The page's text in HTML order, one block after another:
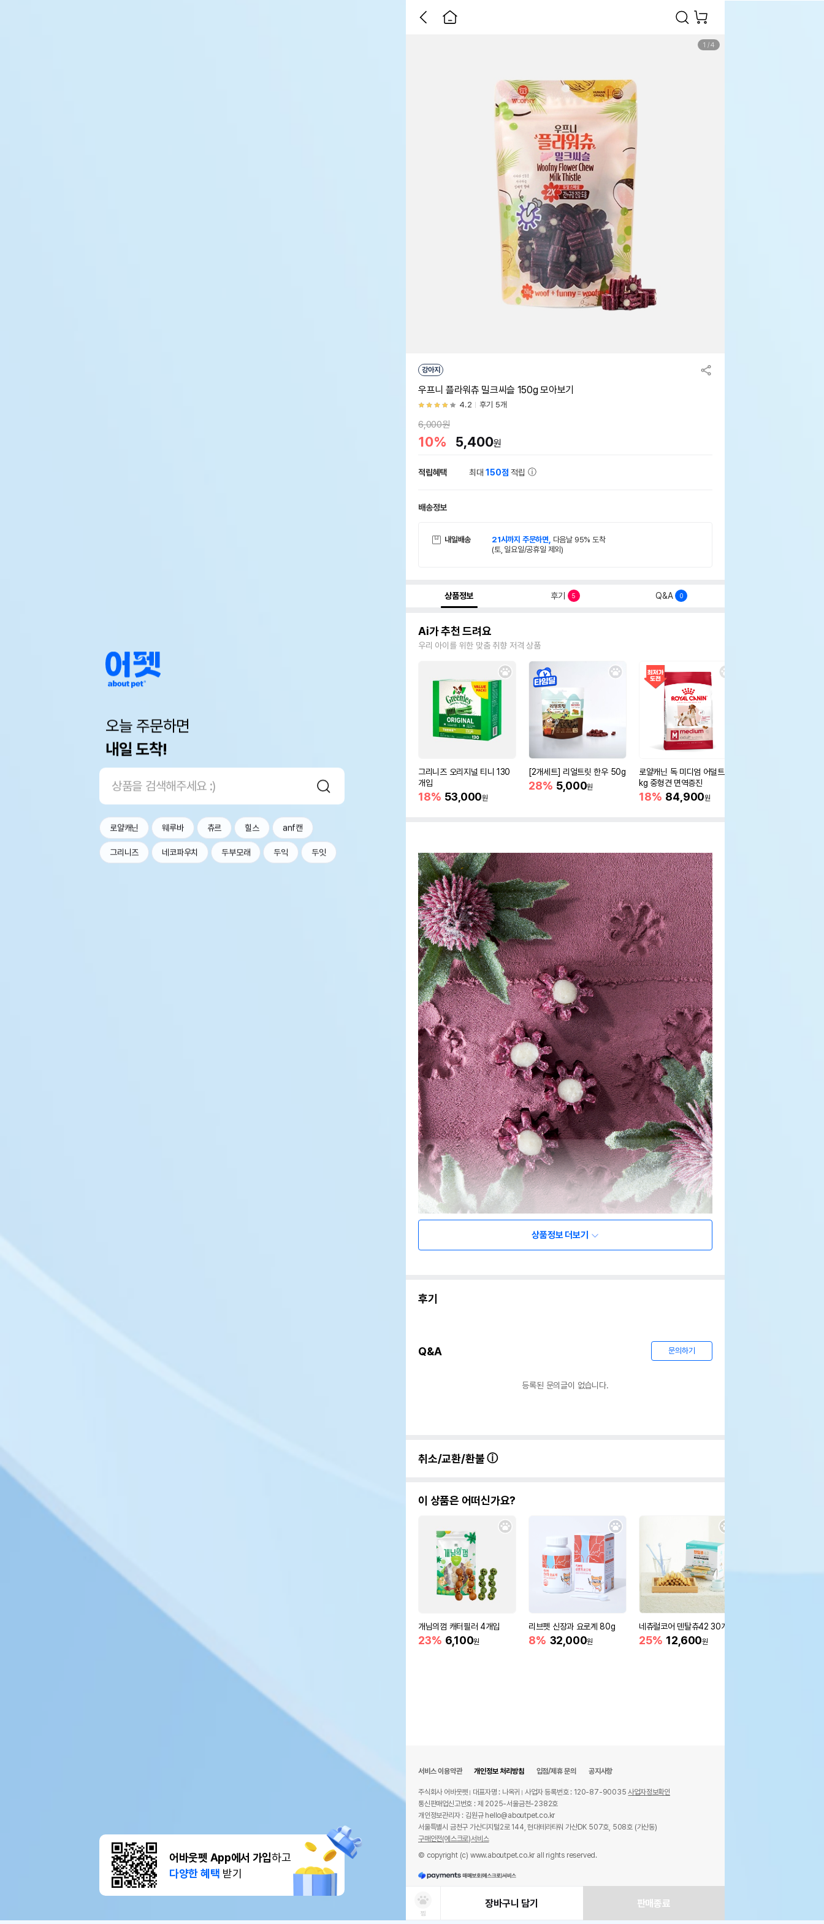
오늘 주문하면
내일 도착!
로얄캐닌 웨루바 츄르 힐스 anf캔
그리니즈 네코파우치 두부모래 두익 두잇
어바웃펫 App에서 가입하고
다양한 혜택 받기
1 /4
강아지
우프니 플라워츄 밀크씨슬 150g 모아보기
4.2 후기 5개
6,000원
10% 5,400원
적립혜택 최대150점 적립
배송정보
내일배송 21시까지 주문하면, 다음날 95% 도착
(토, 일요일/공휴일 제외)
상품정보 후기 5 Q&A 0
Ai가 추천 드려요
우리 아이를 위한 맞춤 취향 저격 상품
그리니즈 오리지널 티니 130
개입
18% 53,000원
[2개세트] 리얼트릿 한우 50g
28% 5,000원
로얄캐닌 독 미디엄 어덜트 10
kg 중형견 면역증진
18% 84,900원
상품정보 더보기
후기
Q&A 문의하기
등록된 문의글이 없습니다.
취소/교환/환불
이 상품은 어떠신가요?
개님의껌 캐터필러 4개입
23% 6,100원
리브펫 신장과 요로계 80g
8% 32,000원
네츄럴코어 덴탈츄42 30개입
25% 12,600원
찜
장바구니 담기 판매종료
서비스 이용약관 개인정보 처리방침 입점/제휴 문의 공지사항
주식회사 어바웃펫 대표자명 : 나옥귀 사업자 등록번호 : 120-87-90035사업자정보확인
통신판매업신고번호 : 제 2025-서울금천-2382호
개인정보관리자 : 김원규 hello@aboutpet.co.kr
서울특별시 금천구 가산디지털2로 144, 현대테라타워 가산DK 507호, 508호 (가산동)
구매안전(에스크로)서비스
© copyright (c) www.aboutpet.co.kr all rights reserved.